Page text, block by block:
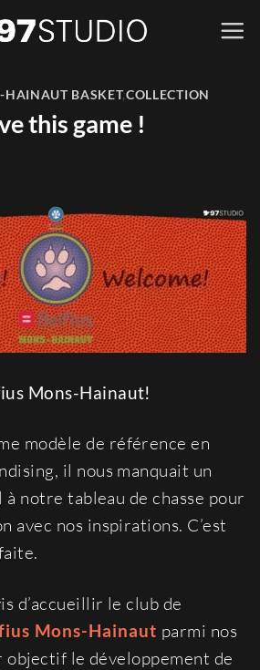
HAINAUT BASKET,COLLECTION
this game !
Mons-Hainaut!
modèle de référence en
il nous manquait un
à notre tableau de chasse pour
avec nos inspirations. C’est
d’accueillir le club de
Mons-Hainaut parmi nos
objectif le développement de